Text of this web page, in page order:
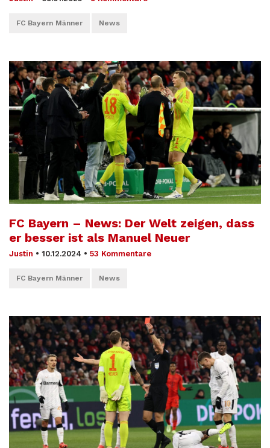
FC Bayern Männer News
FC Bayern – News: Der Welt zeigen, dass
er besser ist als Manuel Neuer
Justin • 10.12.2024 • 53 Kommentare
FC Bayern Männer News